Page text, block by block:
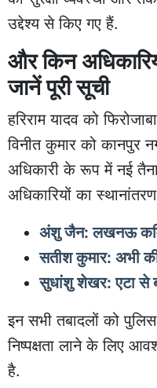
उद्देश्य से किए गए हैं.
और किन
जानें पूरी सूची
हरिराम यादव को
विनीत कुमार को कानपुर
अधिकारी के रूप में नई
अधिकारियों का
अंशु जैन: लखनऊ
सतीश कुमार: अभी
सुधांशु शेखर: एटा से
इन सभी तबादलों को
निष्पक्षता लाने के लिए
है.